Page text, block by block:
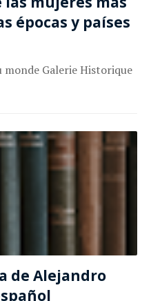
épocas y países
Galerie Historique
de Alejandro